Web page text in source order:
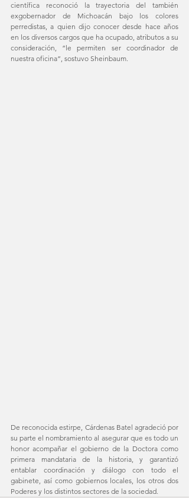
científica reconoció la trayectoria del también
exgobernador de Michoacán bajo los colores
perredistas, a quien dijo conocer desde hace años
en los diversos cargos que ha ocupado, atributos a su
consideración, “le permiten ser coordinador de
nuestra oficina”, sostuvo Sheinbaum.
De reconocida estirpe, Cárdenas Batel agradeció por
su parte el nombramiento al asegurar que es todo un
honor acompañar el gobierno de la Doctora como
primera mandataria de la historia, y garantizó
entablar coordinación y diálogo con todo el
gabinete, así como gobiernos locales, los otros dos
Poderes y los distintos sectores de la sociedad.